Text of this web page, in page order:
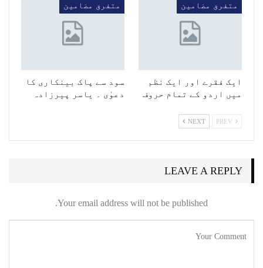
متفرق مضامین
ایک فقرے اور ایک نظم
میں اردو کے تمام حروف
متفرق مضامین
سود سے پاک بینکاری کا
دعوٰی ۔ یاسر پیرزادہ
NEXT
LEAVE A REPLY
Your email address will not be published.